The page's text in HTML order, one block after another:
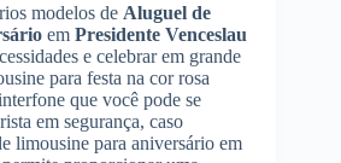
modelos de Aluguel de
em Presidente Venceslau
e celebrar em grande
para festa na cor rosa
que você pode se
em segurança, caso
limousine para aniversário em